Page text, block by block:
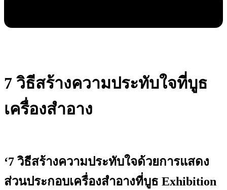
7 วิธีสร้างความประทับใจที่บูธ
เครื่องสำอาง
‘7 วิธีสร้างความประทับใจด้วยการแสดง
ส่วนประกอบเครื่องสำอางที่บูธ Exhibition